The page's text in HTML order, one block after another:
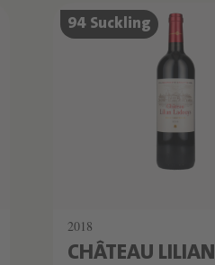
94 Suckling
2018
CHÂTEAU LILIAN